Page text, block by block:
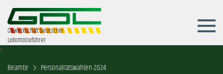
Gewerkschaft Deutscher
Lokomotivführer
Beamte Personalratswahlen 2024